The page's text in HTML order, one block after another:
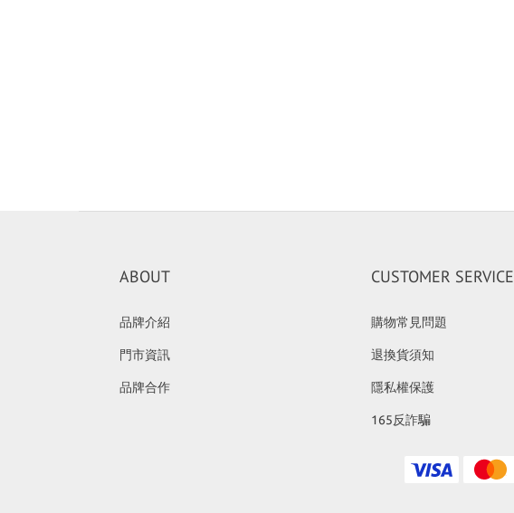
ABOUT
品牌介紹
門市資訊
品牌合作
CUSTOMER SERVICE
購物常見問題
退換貨須知
隱私權保護
165反詐騙